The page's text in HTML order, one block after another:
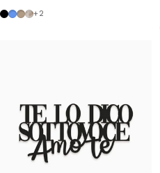
Nero
Azzurro Polvere
Tortora
Shabby
+2